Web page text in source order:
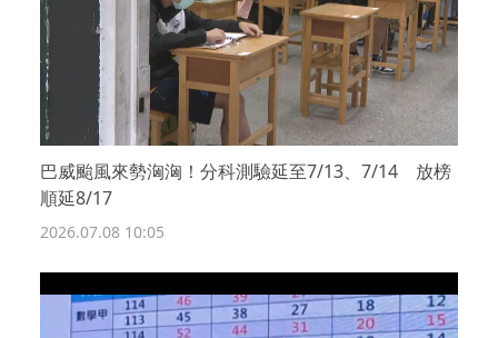
巴威颱風來勢洶洶！分科測驗延至7/13、7/14 放榜
順延8/17
2026.07.08 10:05